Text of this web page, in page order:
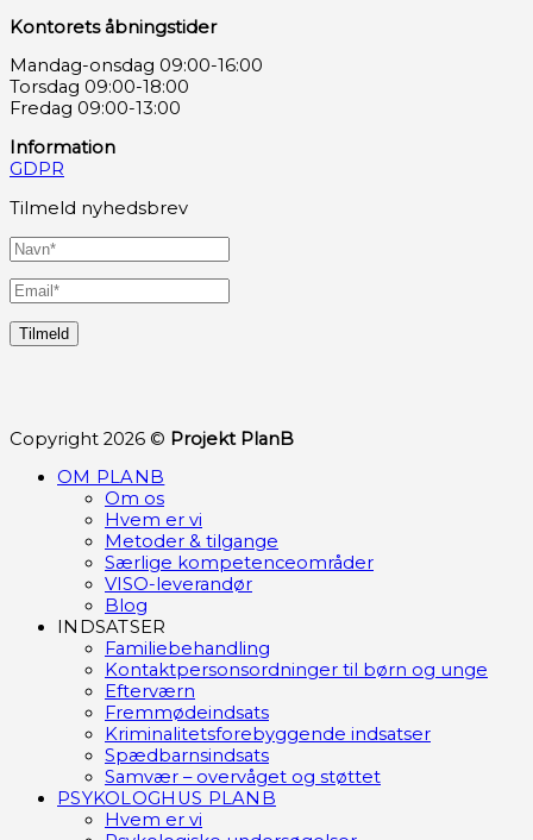
Kontorets åbningstider
Mandag-onsdag 09:00-16:00
Torsdag 09:00-18:00
Fredag 09:00-13:00
Information
GDPR
Tilmeld nyhedsbrev
Copyright 2026 © Projekt PlanB
OM PLANB
Om os
Hvem er vi
Metoder & tilgange
Særlige kompetenceområder
VISO-leverandør
Blog
INDSATSER
Familiebehandling
Kontaktpersonsordninger til børn og unge
Efterværn
Fremmødeindsats
Kriminalitetsforebyggende indsatser
Spædbarnsindsats
Samvær – overvåget og støttet
PSYKOLOGHUS PLANB
Hvem er vi